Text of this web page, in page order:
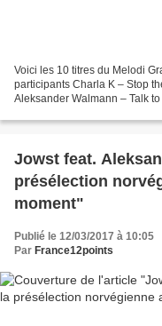
Voici les 10 titres du Melodi
participants Charla K – Stop
Aleksander Walmann – Talk
Jowst feat.
présélection
moment"
Publié le 12/03/2017 à 10:05
Par France12points